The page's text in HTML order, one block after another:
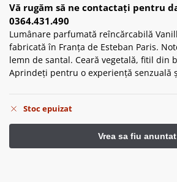
Vă rugăm să ne contactați pentru
0364.431.490
Lumânare parfumată reîncărcabilă
fabricată în Franța de Esteban Paris.
lemn de santal. Ceară vegetală, fitil din
Aprindeți pentru o experiență senzuală
Stoc epuizat